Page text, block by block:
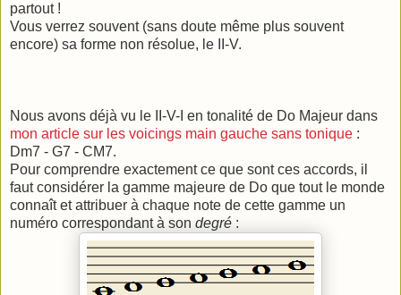
partout !
Vous verrez souvent (sans doute même plus souvent
encore) sa forme non résolue, le II-V.
Nous avons déjà vu le II-V-I en tonalité de Do Majeur dans
mon article sur les voicings main gauche sans tonique :
Dm7 - G7 - CM7.
Pour comprendre exactement ce que sont ces accords, il
faut considérer la gamme majeure de Do que tout le monde
connaît et attribuer à chaque note de cette gamme un
numéro correspondant à son degré :